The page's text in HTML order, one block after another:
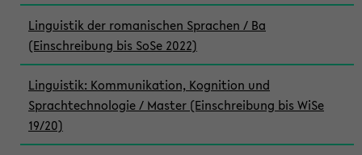
Linguistik der romanischen Sprachen / Ba
(Einschreibung bis SoSe 2022)
Linguistik: Kommunikation, Kognition und
Sprachtechnologie / Master (Einschreibung bis WiSe
19/20)